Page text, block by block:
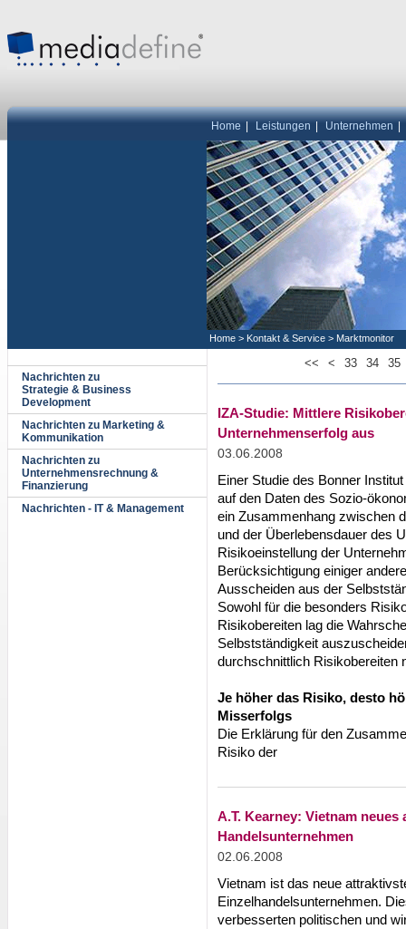
Home Leistungen Unternehmen
Home > Kontakt & Service > Marktmonitor
Nachrichten zu
Strategie & Business
Development
Nachrichten zu Marketing &
Kommunikation
Nachrichten zu
Unternehmensrechnung &
Finanzierung
Nachrichten - IT & Management
<< < 33 34 35
IZA-Studie: Mittlere
Unternehmenserfolg aus
03.06.2008
Einer Studie des Bonner
auf den Daten des Sozio-
ein Zusammenhang zwischen
und der Überlebensdauer des
Risikoeinstellung der
Berücksichtigung einiger
Ausscheiden aus der
Sowohl für die besonders
Risikobereiten lag die
Selbstständigkeit
durchschnittlich Risikobereiten
Je höher das Risiko, desto
Misserfolgs
Die Erklärung für den
Risiko der
A.T. Kearney: Vietnam
Handelsunternehmen
02.06.2008
Vietnam ist das neue
Einzelhandelsunternehmen.
verbesserten politischen und